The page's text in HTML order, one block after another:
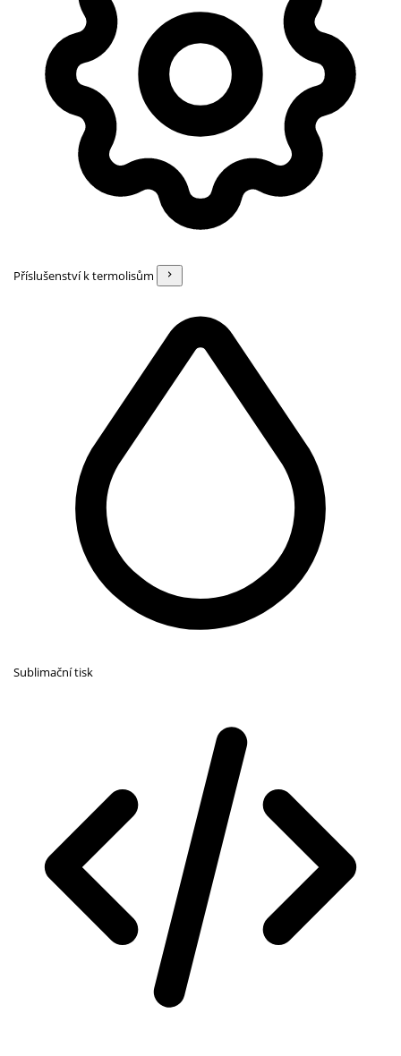
Příslušenství k termolisům
Sublimační tisk